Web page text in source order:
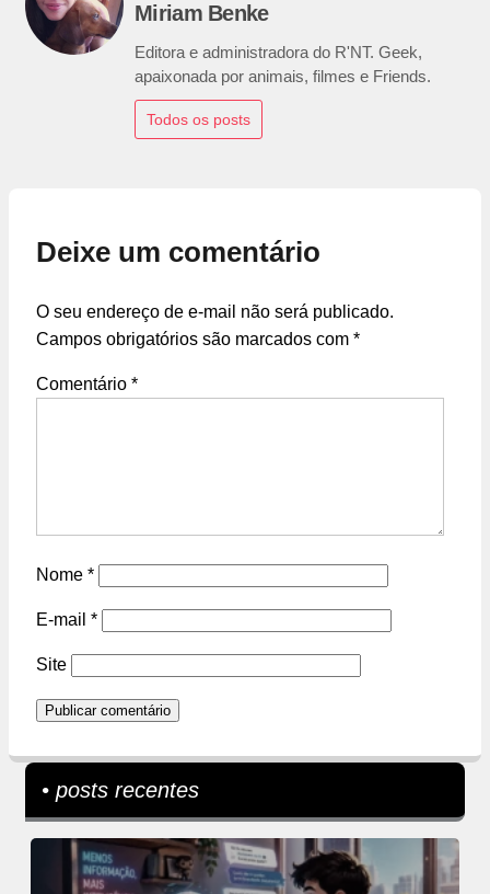
Miriam Benke
Editora e administradora do R'NT. Geek,
apaixonada por animais, filmes e Friends.
Todos os posts
Deixe um comentário
O seu endereço de e-mail não será publicado.
Campos obrigatórios são marcados com *
Comentário *
Nome *
E-mail *
Site
• posts recentes